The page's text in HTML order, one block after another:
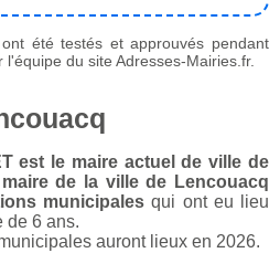
été testés et approuvés pendant
du site Adresses-Mairies.fr.
est le maire actuel de ville de
de la ville de Lencouacq
municipales qui ont eu lieu
de 6 ans.
auront lieux en 2026.